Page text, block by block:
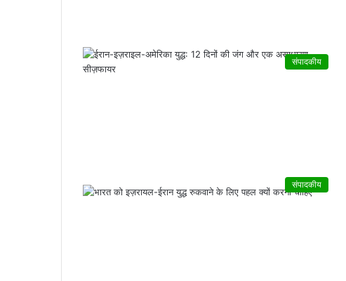
संपादकीय
संपादकीय